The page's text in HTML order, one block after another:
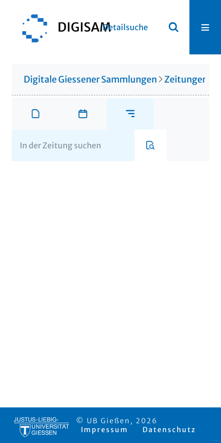
Detailsuche
Digitale Giessener Sammlungen Zeitungen
© UB Gießen, 2026
Impressum
Datenschutz